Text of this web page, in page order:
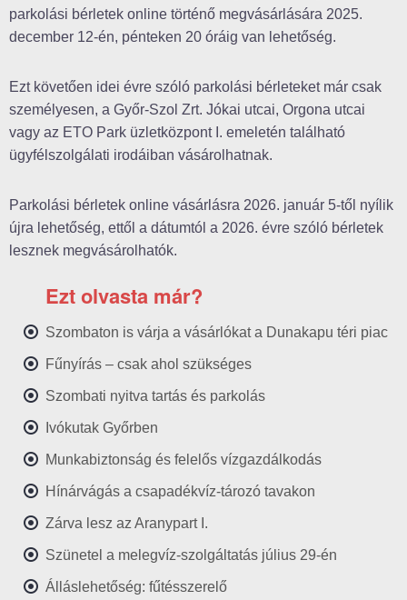
parkolási bérletek online történő megvásárlására 2025.
december 12-én, pénteken 20 óráig van lehetőség.
Ezt követően idei évre szóló parkolási bérleteket már csak
személyesen, a Győr-Szol Zrt. Jókai utcai, Orgona utcai
vagy az ETO Park üzletközpont I. emeletén található
ügyfélszolgálati irodáiban vásárolhatnak.
Parkolási bérletek online vásárlásra 2026. január 5-től nyílik
újra lehetőség, ettől a dátumtól a 2026. évre szóló bérletek
lesznek megvásárolhatók.
Ezt olvasta már?
Szombaton is várja a vásárlókat a Dunakapu téri piac
Fűnyírás – csak ahol szükséges
Szombati nyitva tartás és parkolás
Ivókutak Győrben
Munkabiztonság és felelős vízgazdálkodás
Hínárvágás a csapadékvíz-tározó tavakon
Zárva lesz az Aranypart I.
Szünetel a melegvíz-szolgáltatás július 29-én
Álláslehetőség: fűtésszerelő